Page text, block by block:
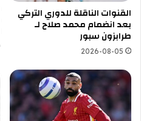
القنوات الناقلة للدوري التركي
بعد انضمام محمد صلاح لـ
طرابزون سبور
2026-08-05